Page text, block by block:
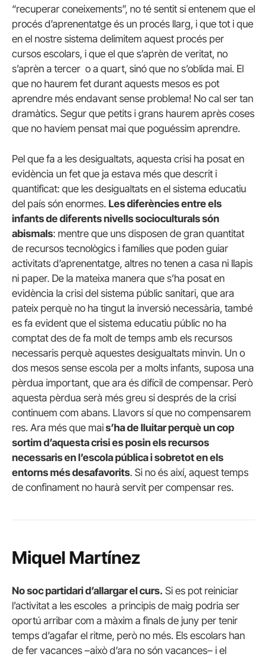
“recuperar coneixements”, no té sentit si entenem que el
procés d’aprenentatge és un procés llarg, i que tot i que
en el nostre sistema delimitem aquest procés per
cursos escolars, i que el que s’aprèn de veritat, no
s’aprèn a tercer o a quart, sinó que no s’oblida mai. El
que no haurem fet durant aquests mesos es pot
aprendre més endavant sense problema! No cal ser tan
dramàtics. Segur que petits i grans haurem après coses
que no havíem pensat mai que poguéssim aprendre.
Pel que fa a les desigualtats, aquesta crisi ha posat en
evidència un fet que ja estava més que descrit i
quantificat: que les desigualtats en el sistema educatiu
del país són enormes. Les diferències entre els
infants de diferents nivells socioculturals són
abismals: mentre que uns disposen de gran quantitat
de recursos tecnològics i famílies que poden guiar
activitats d’aprenentatge, altres no tenen a casa ni llapis
ni paper. De la mateixa manera que s’ha posat en
evidència la crisi del sistema públic sanitari, que ara
pateix perquè no ha tingut la inversió necessària, també
es fa evident que el sistema educatiu públic no ha
comptat des de fa molt de temps amb els recursos
necessaris perquè aquestes desigualtats minvin. Un o
dos mesos sense escola per a molts infants, suposa una
pèrdua important, que ara és difícil de compensar. Però
aquesta pèrdua serà més greu si després de la crisi
continuem com abans. Llavors sí que no compensarem
res. Ara més que mais’ha de lluitar perquè un cop
sortim d’aquesta crisi es posin els recursos
necessaris en l’escola pública i sobretot en els
entorns més desafavorits. Si no és així, aquest temps
de confinament no haurà servit per compensar res.
Miquel Martínez
No soc partidari d’allargar el curs. Si es pot reiniciar
l’activitat a les escoles a principis de maig podria ser
oportú arribar com a màxim a finals de juny per tenir
temps d’agafar el ritme, però no més. Els escolars han
de fer vacances –això d’ara no són vacances– i el